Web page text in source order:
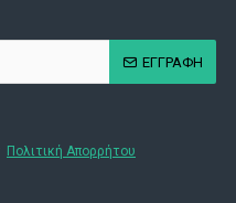
ΕΓΓΡΑΦΗ
Πολιτική Απορρήτου